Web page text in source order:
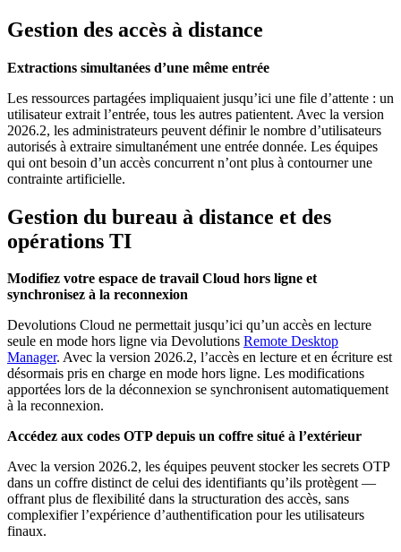
Gestion des accès à distance
Extractions simultanées d’une même entrée
Les ressources partagées impliquaient jusqu’ici une file d’attente : un
utilisateur extrait l’entrée, tous les autres patientent. Avec la version
2026.2, les administrateurs peuvent définir le nombre d’utilisateurs
autorisés à extraire simultanément une entrée donnée. Les équipes
qui ont besoin d’un accès concurrent n’ont plus à contourner une
contrainte artificielle.
Gestion du bureau à distance et des
opérations TI
Modifiez votre espace de travail Cloud hors ligne et
synchronisez à la reconnexion
Devolutions Cloud ne permettait jusqu’ici qu’un accès en lecture
seule en mode hors ligne via Devolutions Remote Desktop
Manager. Avec la version 2026.2, l’accès en lecture et en écriture est
désormais pris en charge en mode hors ligne. Les modifications
apportées lors de la déconnexion se synchronisent automatiquement
à la reconnexion.
Accédez aux codes OTP depuis un coffre situé à l’extérieur
Avec la version 2026.2, les équipes peuvent stocker les secrets OTP
dans un coffre distinct de celui des identifiants qu’ils protègent —
offrant plus de flexibilité dans la structuration des accès, sans
complexifier l’expérience d’authentification pour les utilisateurs
finaux.